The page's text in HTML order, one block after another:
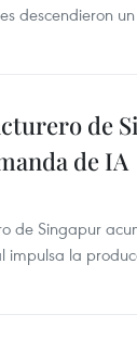
descendieron
de
de IA
de Singapur
impulsa la